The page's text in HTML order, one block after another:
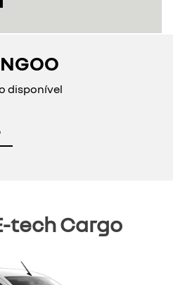
disponível
tech Cargo